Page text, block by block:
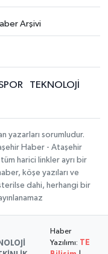
Arşivi
TEKNOLOJİ
yazarları sorumludur.
Haber - Ataşehir
harici linkler ayrı bir
köşe yazıları ve
dahi, herhangi bir
Haber
Yazılımı: TE